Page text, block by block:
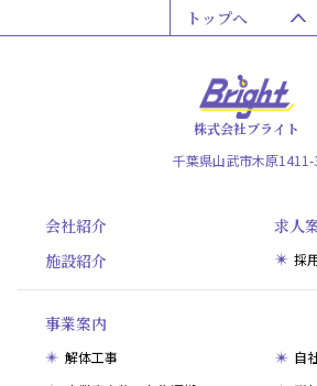
トップへ
株式会社ブライト
千葉県山武市木原1411-
会社紹介
施設紹介
求人
採
事業案内
解体工事
自